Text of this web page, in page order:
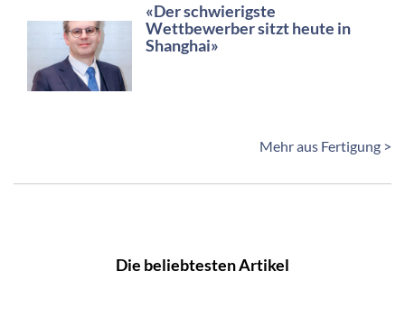
«Der schwierigste
Wettbewerber sitzt heute in
Shanghai»
Mehr aus Fertigung >
Die beliebtesten Artikel